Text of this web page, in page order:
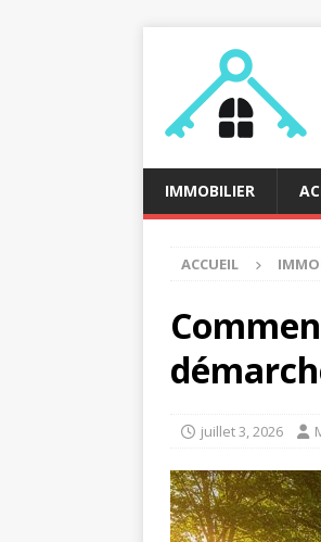
IMMOBILIER
ACCUEIL
juillet 3, 2026